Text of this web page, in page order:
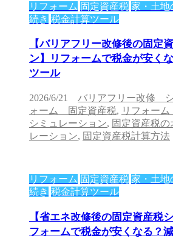
リフォーム 固定資産税 家・土地
続き 税金計算ツール
【バリアフリー改修後の固定
ン】リフォームで税金が安く
ツール
2026/6/21 バリアフリー改修
ォーム 固定資産税, リフォー
シミュレーション, 固定資産税の
レーション, 固定資産税計算方法
リフォーム 固定資産税 家・土地
続き 税金計算ツール
【省エネ改修後の固定資産税
フォームで税金が安くなる？